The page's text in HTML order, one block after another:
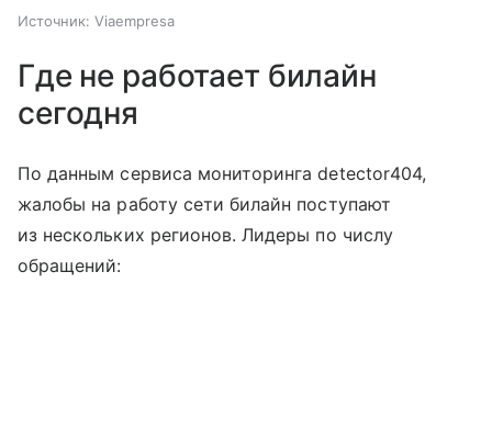
Источник: Viaempresa
Где не работает билайн
сегодня
По данным сервиса мониторинга detector404,
жалобы на работу сети билайн поступают
из нескольких регионов. Лидеры по числу
обращений: